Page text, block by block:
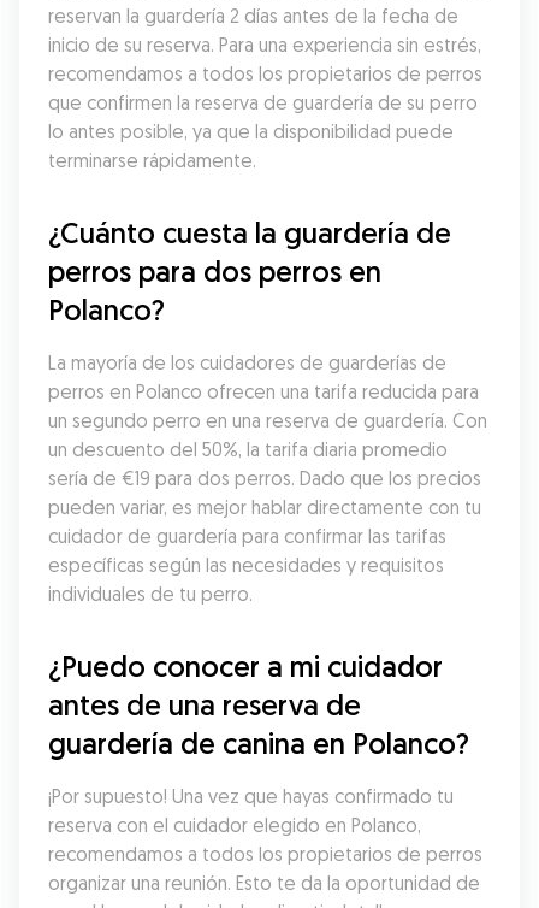
reservan la guardería 2 días antes de la fecha de
inicio de su reserva. Para una experiencia sin estrés,
recomendamos a todos los propietarios de perros
que confirmen la reserva de guardería de su perro
lo antes posible, ya que la disponibilidad puede
terminarse rápidamente.
¿Cuánto cuesta la guardería de
perros para dos perros en
Polanco?
La mayoría de los cuidadores de guarderías de
perros en Polanco ofrecen una tarifa reducida para
un segundo perro en una reserva de guardería. Con
un descuento del 50%, la tarifa diaria promedio
sería de €19 para dos perros. Dado que los precios
pueden variar, es mejor hablar directamente con tu
cuidador de guardería para confirmar las tarifas
específicas según las necesidades y requisitos
individuales de tu perro.
¿Puedo conocer a mi cuidador
antes de una reserva de
guardería de canina en Polanco?
¡Por supuesto! Una vez que hayas confirmado tu
reserva con el cuidador elegido en Polanco,
recomendamos a todos los propietarios de perros
organizar una reunión. Esto te da la oportunidad de